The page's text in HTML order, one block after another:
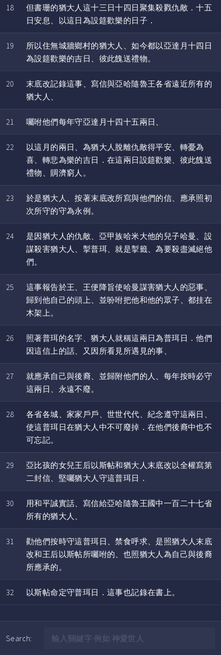
18
但書珊的猶大人這十三日十四日聚集殺戮仇敵．十五
日安息、以這日為設筵歡樂的日子．
19
所以住無城牆鄉村的猶大人、如今都以亞達月十四日
為設筵歡樂的吉日、彼此餽送禮物。
20
末底改記錄這事、寫信與亞哈隨魯王各省遠近所有的
猶大人、
21 囑咐他們每年守亞達月十四十五兩日、
22
以這月的兩日、為猶大人脫離仇敵得平安、轉憂為
喜、轉悲為樂的吉日．在這兩日設筵歡樂、彼此餽送
禮物、賙濟窮人。
23
於是猶大人、按著末底改所寫與他們的信、應承照初
次所守的守為永例。
24
是因猶大人的仇敵、亞甲族哈米大他的兒子哈曼、設
謀殺害猶大人、掣普珥、就是掣籤、為要殺盡滅絕他
們。
25
這事報告於王、王便降旨使哈曼謀害猶大人的惡事、
歸到他自己的頭上、並吩咐把他和他的眾子、都挂在
木架上。
26
照著普珥的名字、猶大人就稱這兩日為普珥日．他們
因這信上的話、又因所看見所遇見的事、
27
就應承自己與後裔、並歸附他們的人、每年按時必守
這兩日、永遠不廢。
28
各省各城、家家戶戶、世世代代、紀念遵守這兩日、
使這普珥日在猶大人中不可廢掉．在他們後裔中也不
可忘記。
29
亞比孩的女兒王后以斯帖和猶大人末底改以全權寫第
二封信、堅囑猶大人守這普珥日．
30
用和平誠實話、寫信給亞哈隨魯王國中一百二十七省
所有的猶大人、
31
勸他們按時守這普珥日、禁食呼求、是照猶大人末底
改和王后以斯帖所囑咐的、也照猶大人為自己與後裔
所應承的。
32 以斯帖命定守普珥日．這事也記錄在書上。
Search: